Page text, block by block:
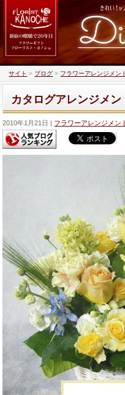
サイト > ブログ > フラワーアレンジメン
カタログアレンジメン
2010年1月21日 フラワーアレンジメン